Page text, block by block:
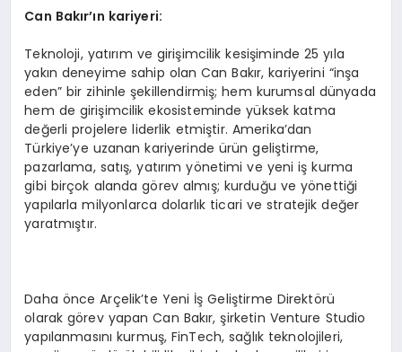
Can Bakır’ın kariyeri:
Teknoloji, yatırım ve girişimcilik kesişiminde 25 yıla
yakın deneyime sahip olan Can Bakır, kariyerini “inşa
eden” bir zihinle şekillendirmiş; hem kurumsal dünyada
hem de girişimcilik ekosisteminde yüksek katma
değerli projelere liderlik etmiştir. Amerika’dan
Türkiye’ye uzanan kariyerinde ürün geliştirme,
pazarlama, satış, yatırım yönetimi ve yeni iş kurma
gibi birçok alanda görev almış; kurduğu ve yönettiği
yapılarla milyonlarca dolarlık ticari ve stratejik değer
yaratmıştır.
Daha önce Arçelik’te Yeni İş Geliştirme Direktörü
olarak görev yapan Can Bakır, şirketin Venture Studio
yapılanmasını kurmuş, FinTech, sağlık teknolojileri,